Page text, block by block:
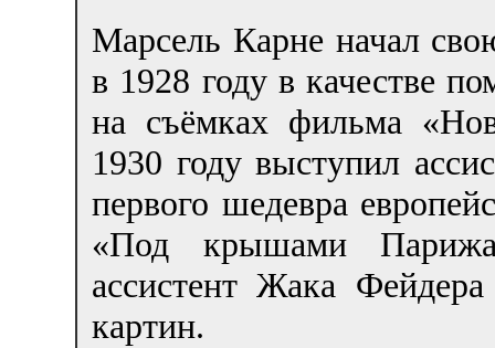
Марсель Карне начал
в 1928 году в качестве
на съёмках фильма
1930 году выступил
первого шедевра
«Под крышами
ассистент Жака
картин.